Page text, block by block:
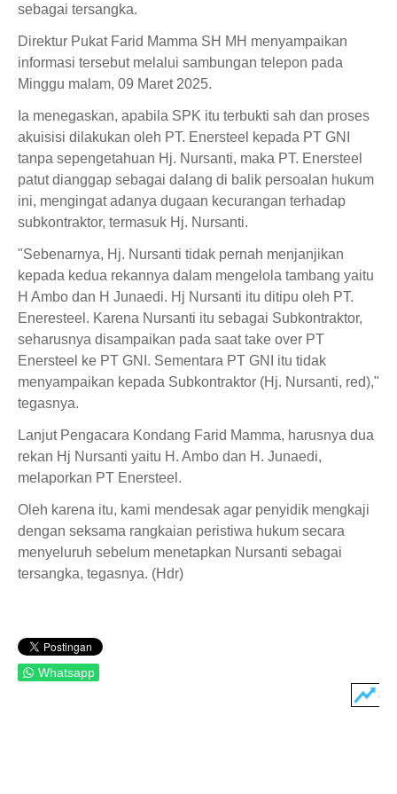
sebagai tersangka.
Direktur Pukat Farid Mamma SH MH menyampaikan
informasi tersebut melalui sambungan telepon pada
Minggu malam, 09 Maret 2025.
Ia menegaskan, apabila SPK itu terbukti sah dan proses
akuisisi dilakukan oleh PT. Enersteel kepada PT GNI
tanpa sepengetahuan Hj. Nursanti, maka PT. Enersteel
patut dianggap sebagai dalang di balik persoalan hukum
ini, mengingat adanya dugaan kecurangan terhadap
subkontraktor, termasuk Hj. Nursanti.
"Sebenarnya, Hj. Nursanti tidak pernah menjanjikan
kepada kedua rekannya dalam mengelola tambang yaitu
H Ambo dan H Junaedi. Hj Nursanti itu ditipu oleh PT.
Eneresteel. Karena Nursanti itu sebagai Subkontraktor,
seharusnya disampaikan pada saat take over PT
Enersteel ke PT GNI. Sementara PT GNI itu tidak
menyampaikan kepada Subkontraktor (Hj. Nursanti, red),"
tegasnya.
Lanjut Pengacara Kondang Farid Mamma, harusnya dua
rekan Hj Nursanti yaitu H. Ambo dan H. Junaedi,
melaporkan PT Enersteel.
Oleh karena itu, kami mendesak agar penyidik mengkaji
dengan seksama rangkaian peristiwa hukum secara
menyeluruh sebelum menetapkan Nursanti sebagai
tersangka, tegasnya. (Hdr)
Whatsapp